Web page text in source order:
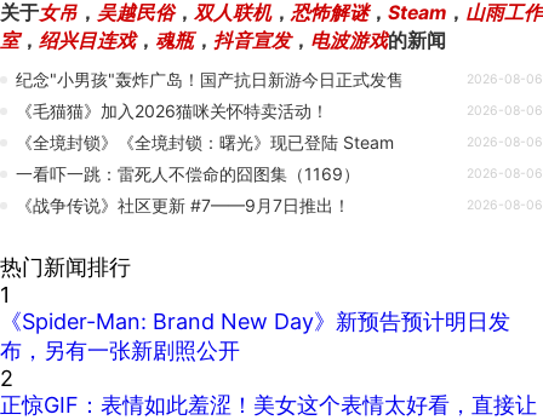
关于女吊 ， 吴越民俗， 双人联机， 恐怖解谜， Steam ， 山雨工作
室， 绍兴目连戏， 魂瓶， 抖音宣发， 电波游戏的新闻
纪念"小男孩"轰炸广岛！国产抗日新游今日正式发售 2026-08-06
《毛猫猫》加入2026猫咪关怀特卖活动！ 2026-08-06
《全境封锁》《全境封锁：曙光》现已登陆 Steam 2026-08-06
一看吓一跳：雷死人不偿命的囧图集（1169） 2026-08-06
《战争传说》社区更新 #7——9月7日推出！ 2026-08-06
热门新闻排行
1
《Spider-Man: Brand New Day》新预告预计明日发
布，另有一张新剧照公开
2
正惊GIF：表情如此羞涩！美女这个表情太好看，直接让